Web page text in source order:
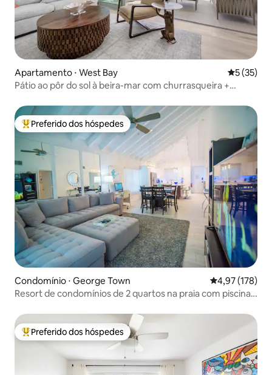
Apartamento ⋅ West Bay 5 de uma
5 (35)
Pátio ao pôr do sol à beira-mar com churrasqueira +
Entre os melhores preferidos dos hóspedes
Preferido dos hóspedes
Condomínio ⋅ George Town 4,97 de uma
4,97 (178)
Resort de condomínios de 2 quartos na praia com piscina
Entre os melhores preferidos dos hóspedes
Preferido dos hóspedes